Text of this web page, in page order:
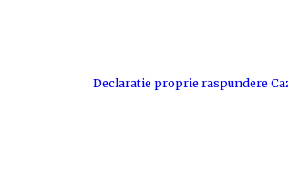
Declaratie proprie raspundere